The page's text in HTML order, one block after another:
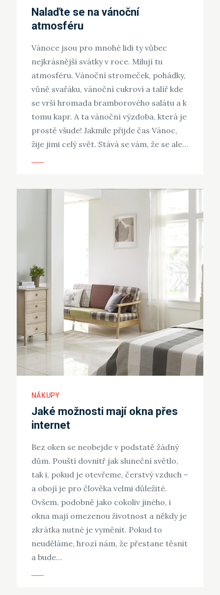
Nalaďte se na vánoční
atmosféru
Vánoce jsou pro mnohé lidi ty vůbec
nejkrásnější svátky v roce. Milují tu
atmosféru. Vánoční stromeček, pohádky,
vůně svařáku, vánoční cukroví a talíř kde
se vrší hromada bramborového salátu a k
tomu kapr. A ta vánoční výzdoba, která je
prostě všude! Jakmile přijde čas Vánoc,
žije jimi celý svět. Stává se vám, že se ale…
NÁKUPY
Jaké možnosti mají okna přes
internet
Bez oken se neobejde v podstatě žádný
dům. Pouští dovnitř jak sluneční světlo,
tak i, pokud je otevřeme, čerstvý vzduch –
a obojí je pro člověka velmi důležité.
Ovšem, podobně jako cokoliv jiného, i
okna mají omezenou životnost a někdy je
zkrátka nutné je vyměnit. Pokud to
neuděláme, hrozí nám, že přestane těsnit
a bude…